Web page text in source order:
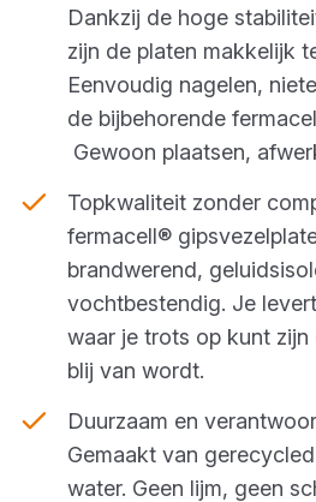
Dankzij de hoge
zijn de platen makkelijk
Eenvoudig nagelen,
de bijbehorende
Gewoon plaatsen,
Topkwaliteit zonder
fermacell®
brandwerend,
vochtbestendig. Je
waar je trots op kunt
blij van wordt.
Duurzaam en
Gemaakt van
water. Geen lijm, geen